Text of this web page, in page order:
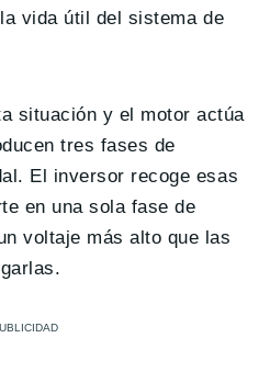
vida útil del sistema de
situación y el motor actúa
tres fases de
El inversor recoge esas
en una sola fase de
voltaje más alto que las